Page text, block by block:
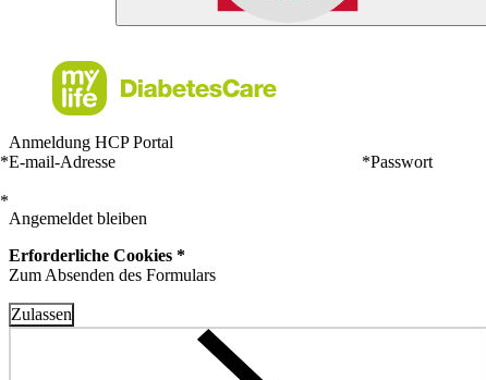
Anmeldung HCP Portal
*E-mail-Adresse
*
Angemeldet bleiben
*Passwort
Erforderliche Cookies *
Zum Absenden des Formulars
Zulassen